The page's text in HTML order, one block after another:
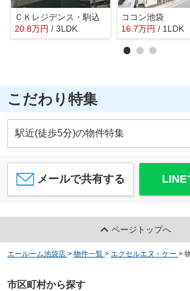
ＣＫレジデンス・駒込
20.8万円 / 3LDK
ココン池袋
16.7万円 / 1LDK
こだわり特集
駅近(徒歩5分)の物件特集
メールで共有する LINE
ページトップへ
エールーム池袋店 > 物件一覧 > エクセルエヌ・ケー >
市区町村から探す